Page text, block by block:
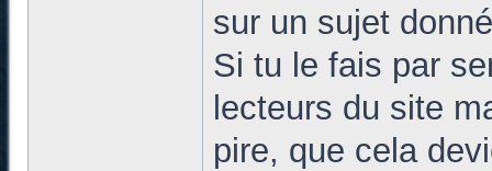
sur un sujet
Si tu le fais par
lecteurs du site
pire, que cela